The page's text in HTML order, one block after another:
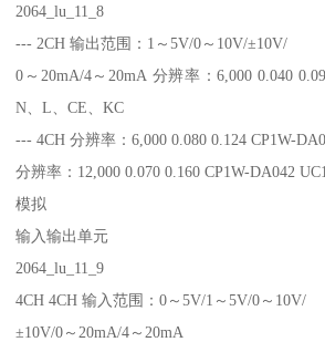
2064_lu_11_8
--- 2CH 输出范围：1～5V/0～10V/±10V/
0～20mA/4～20mA 分辨率：6,000 0.040
N、L、CE、KC
--- 4CH 分辨率：6,000 0.080 0.124 CP1W-
分辨率：12,000 0.070 0.160 CP1W-DA042
模拟
输入输出单元
2064_lu_11_9
4CH 4CH 输入范围：0～5V/1～5V/0～10V/
±10V/0～20mA/4～20mA